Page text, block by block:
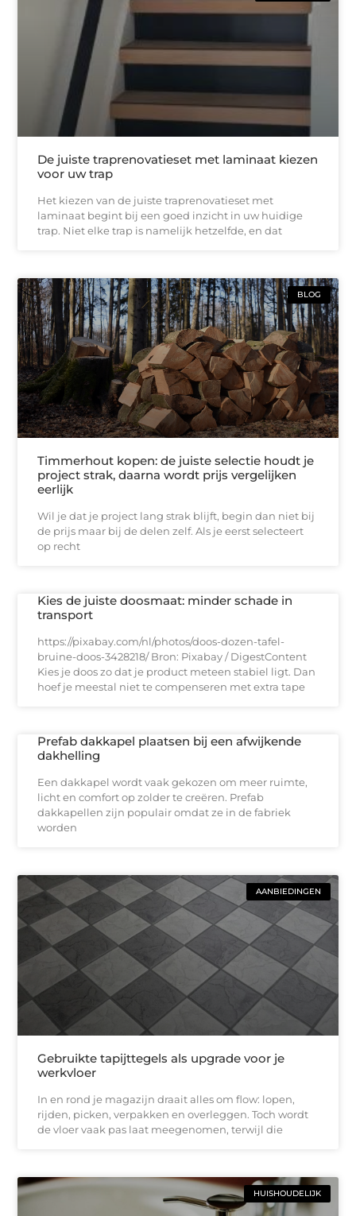
De juiste traprenovatieset met laminaat kiezen
voor uw trap
Het kiezen van de juiste traprenovatieset met
laminaat begint bij een goed inzicht in uw huidige
trap. Niet elke trap is namelijk hetzelfde, en dat
BLOG
Timmerhout kopen: de juiste selectie houdt je
project strak, daarna wordt prijs vergelijken
eerlijk
Wil je dat je project lang strak blijft, begin dan niet bij
de prijs maar bij de delen zelf. Als je eerst selecteert
op recht
Kies de juiste doosmaat: minder schade in
transport
https://pixabay.com/nl/photos/doos-dozen-tafel-
bruine-doos-3428218/ Bron: Pixabay / DigestContent
Kies je doos zo dat je product meteen stabiel ligt. Dan
hoef je meestal niet te compenseren met extra tape
Prefab dakkapel plaatsen bij een afwijkende
dakhelling
Een dakkapel wordt vaak gekozen om meer ruimte,
licht en comfort op zolder te creëren. Prefab
dakkapellen zijn populair omdat ze in de fabriek
worden
AANBIEDINGEN
Gebruikte tapijttegels als upgrade voor je
werkvloer
In en rond je magazijn draait alles om flow: lopen,
rijden, picken, verpakken en overleggen. Toch wordt
de vloer vaak pas laat meegenomen, terwijl die
HUISHOUDELIJK